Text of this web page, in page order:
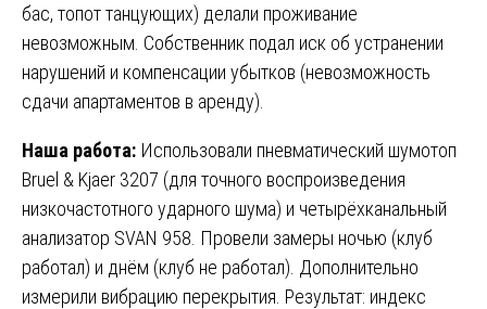
бас, топот танцующих) делали проживание
невозможным. Собственник подал иск об устранении
нарушений и компенсации убытков (невозможность
сдачи апартаментов в аренду).
Наша работа: Использовали пневматический шумотоп
Bruel & Kjaer 3207 (для точного воспроизведения
низкочастотного ударного шума) и четырёхканальный
анализатор SVAN 958. Провели замеры ночью (клуб
работал) и днём (клуб не работал). Дополнительно
измерили вибрацию перекрытия. Результат: индекс